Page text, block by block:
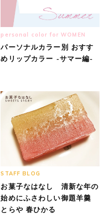
personal color for WOMEN
パーソナルカラー別 おすす
めリップカラー -サマー編-
STAFF BLOG
お菓子なはなし 清新な年の
始めにふさわしい御題羊羹
とらや 春ひかる